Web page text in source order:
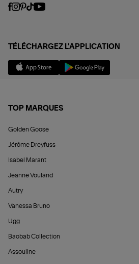
TÉLÉCHARGEZ L'APPLICATION
TOP MARQUES
Golden Goose
Jérôme Dreyfuss
Isabel Marant
Jeanne Vouland
Autry
Vanessa Bruno
Ugg
Baobab Collection
Assouline